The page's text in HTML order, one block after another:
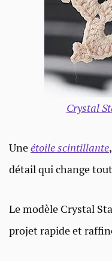
Crystal
Uneétoile scintillante
détail qui change
Le modèle Crystal
projet rapide et